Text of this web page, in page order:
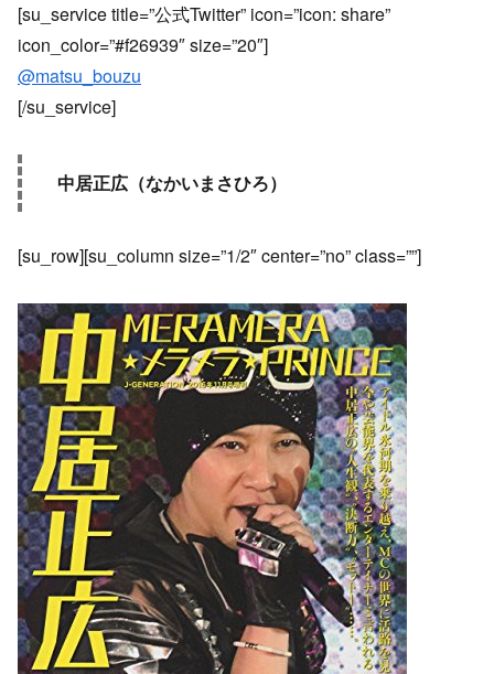
[su_service title=”公式Twitter” icon=”icon: share”
icon_color=”#f26939″ size=”20″]
@matsu_bouzu
[/su_service]
中居正広（なかいまさひろ）
[su_row][su_column size=”1/2″ center=”no” class=””]